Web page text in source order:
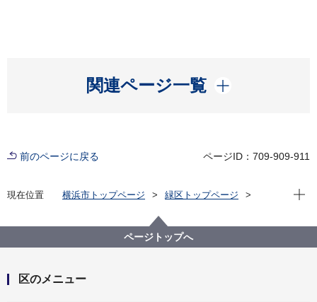
関連ページ一覧
開く
前のページに戻る ページID：709-909-911
現在位置 横浜市トップページ
緑区トップページ
緑土木事務所
緑区の身近な公園(地域別・50音順)
鉄谷公園
現在
ページトップへ
区のメニュー